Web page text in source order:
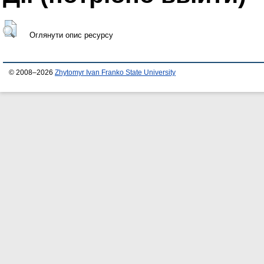
Оглянути опис ресурсу
© 2008–2026 Zhytomyr Ivan Franko State University